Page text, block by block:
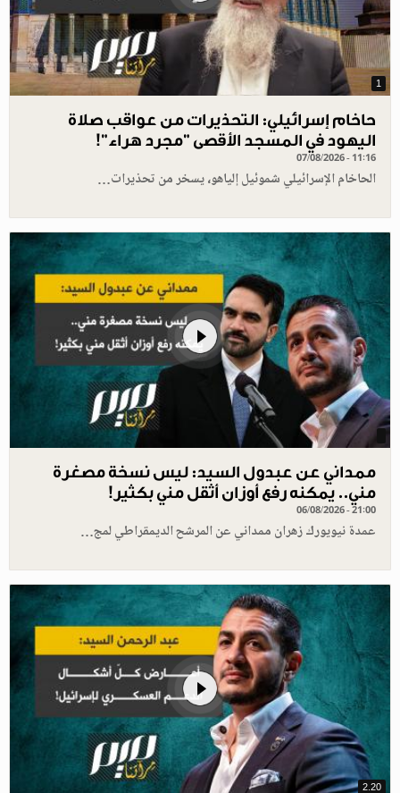
1
حاخام إسرائيلي: التحذيرات من عواقب صلاة
اليهود في المسجد الأقصى "مجرد هراء"!
07/08/2026 - 11:16
الحاخام الإسرائيلي شموئيل إلياهو، يسخر من تحذيرات…
ممداني عن عبدول السيد: ليس نسخة مصغرة
مني.. يمكنه رفع أوزان أثقل مني بكثير!
06/08/2026 - 21:00
عمدة نيويورك زهران ممداني عن المرشح الديمقراطي لمج…
2.20